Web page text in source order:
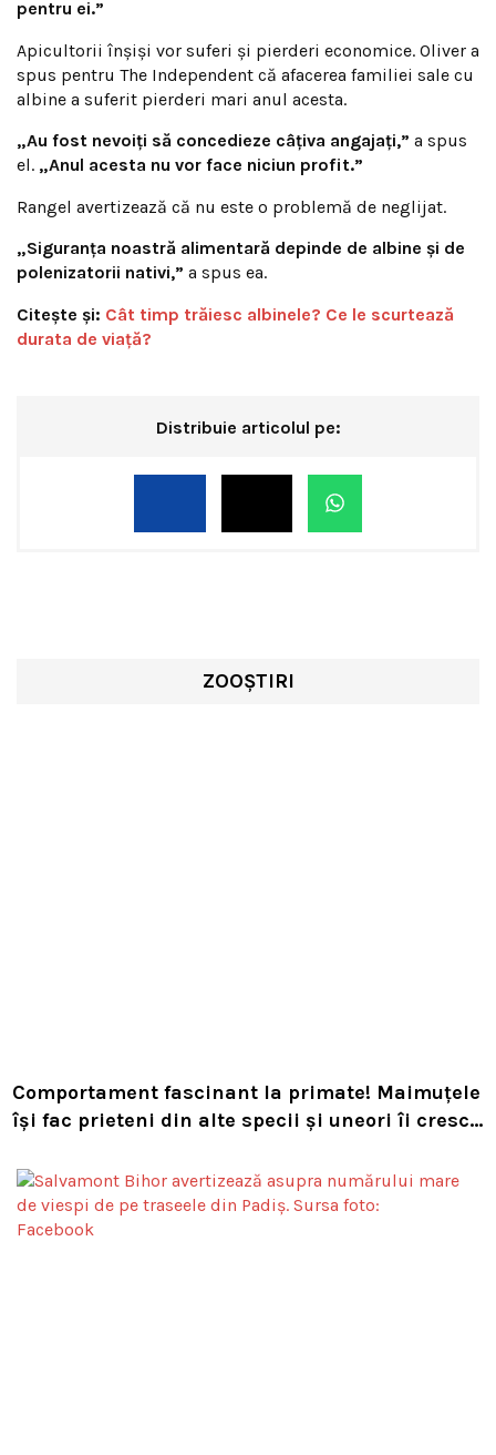
pentru ei.”
Apicultorii înșiși vor suferi și pierderi economice. Oliver a
spus pentru The Independent că afacerea familiei sale cu
albine a suferit pierderi mari anul acesta.
„Au fost nevoiți să concedieze câțiva angajați,” a spus
el. „Anul acesta nu vor face niciun profit.”
Rangel avertizează că nu este o problemă de neglijat.
„Siguranța noastră alimentară depinde de albine și de
polenizatorii nativi,” a spus ea.
Citește și: Cât timp trăiesc albinele? Ce le scurtează
durata de viață?
Distribuie articolul pe:
ZOOȘTIRI
Comportament fascinant la primate! Maimuțele
își fac prieteni din alte specii și uneori îi cresc